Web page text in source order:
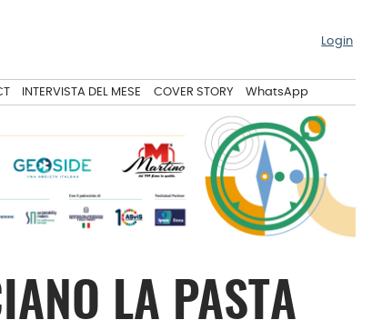
Login
INTERVISTA DEL MESE COVER STORY WhatsApp
LA PASTA